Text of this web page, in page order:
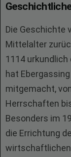
Die Geschichte
Mittelalter
1114
hat
mitgemacht,
Herrschaften
Besonders im
die Errichtung
wirtschaftlichen